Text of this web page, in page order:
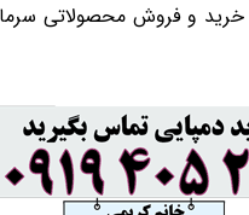
خرید و فروش محصولاتی